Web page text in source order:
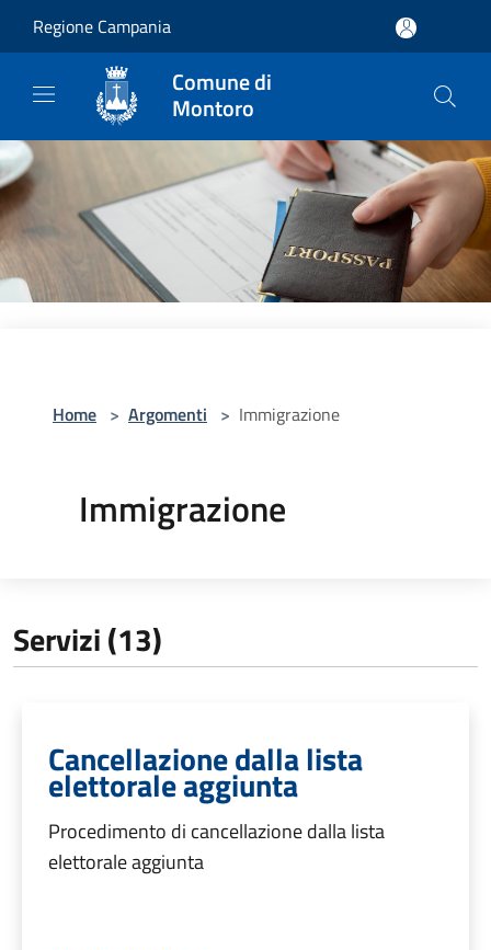
Regione Campania
Comune di
Montoro
Home > Argomenti > Immigrazione
Immigrazione
Servizi (13)
Cancellazione dalla lista
elettorale aggiunta
Procedimento di cancellazione dalla lista
elettorale aggiunta